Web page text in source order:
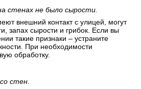
стенах не было сырости.
внешний контакт с улицей, могут
запах сырости и грибок. Если вы
такие признаки – устраните
При необходимости
обработку.
стен.